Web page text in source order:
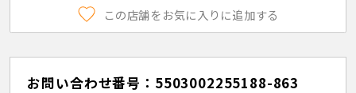
この店舗をお気に入りに追加する
お問い合わせ番号：5503002255188-863